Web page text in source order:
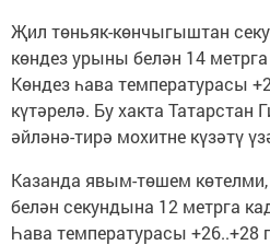
Җил төньяк-көнчыгыштан
көндез урыны белән 14
Көндез һава температурасы
күтәрелә. Бу хакта Татарстан
әйләнә-тирә мохитне күзәтү
Казанда явым-төшем
белән секундына 12 метрга
Һава температурасы +26..+28